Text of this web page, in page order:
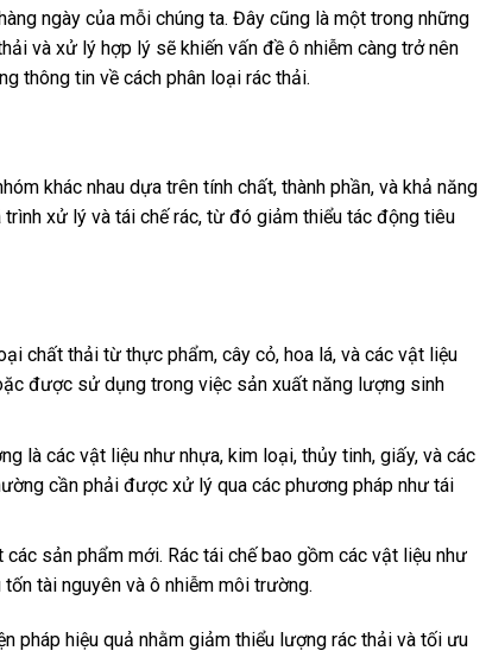
ngày của mỗi chúng ta. Đây cũng là một trong những
và xử lý hợp lý sẽ khiến vấn đề ô nhiễm càng trở nên
thông tin về cách phân loại rác thải.
khác nhau dựa trên tính chất, thành phần, và khả năng
xử lý và tái chế rác, từ đó giảm thiểu tác động tiêu
chất thải từ thực phẩm, cây cỏ, hoa lá, và các vật liệu
được sử dụng trong việc sản xuất năng lượng sinh
là các vật liệu như nhựa, kim loại, thủy tinh, giấy, và các
cần phải được xử lý qua các phương pháp như tái
sản phẩm mới. Rác tái chế bao gồm các vật liệu như
tài nguyên và ô nhiễm môi trường.
pháp hiệu quả nhằm giảm thiểu lượng rác thải và tối ưu